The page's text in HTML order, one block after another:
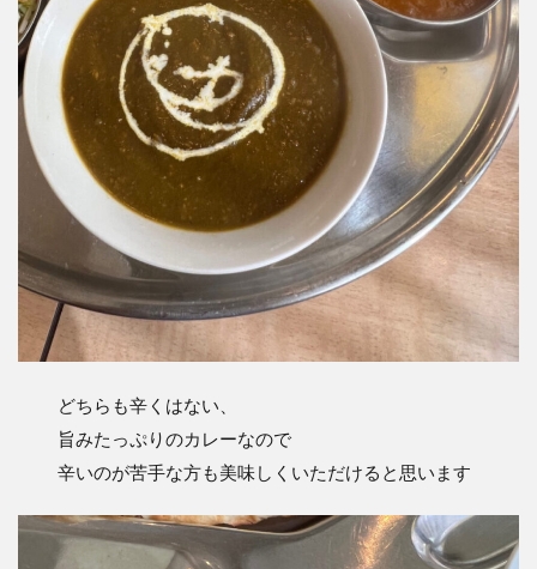
どちらも辛くはない、
旨みたっぷりのカレーなので
辛いのが苦手な方も美味しくいただけると思います